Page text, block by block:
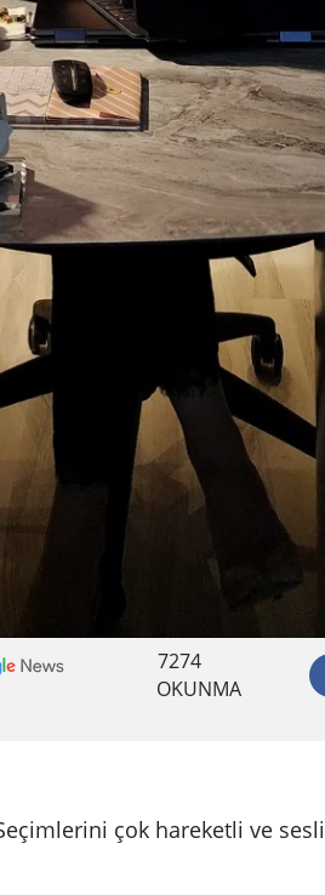
7274
OKUNMA
çok hareketli ve